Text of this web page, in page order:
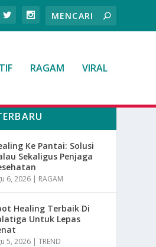
RAGAM VIRAL
Ke Pantai: Solusi
Sekaligus Penjaga
6, 2026 | RAGAM
Healing Terbaik Di
Untuk Lepas
5, 2026 |TREND